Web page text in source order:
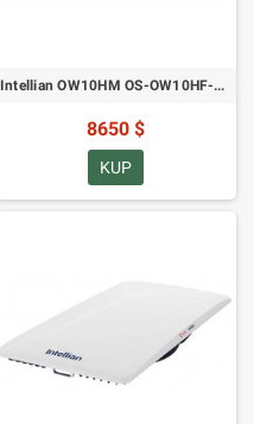
Intellian OW10HM OS-OW10HF-W Półdupleksowy kompaktowy morski terminal użytkownika OneWeb
8650 $
KUP